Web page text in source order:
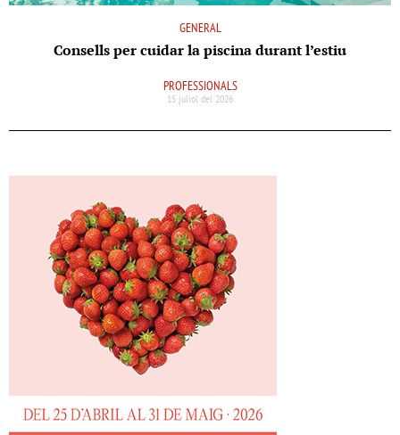
GENERAL
Consells per cuidar la piscina durant l’estiu
PROFESSIONALS
15 juliol del 2026